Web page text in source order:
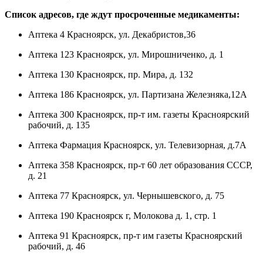
Список адресов, где ждут просроченные медикаменты:
Аптека 4 Красноярск, ул. Декабристов,36
Аптека 123 Красноярск, ул. Мирошниченко, д. 1
Аптека 130 Красноярск, пр. Мира, д. 132
Аптека 186 Красноярск, ул. Партизана Железняка,12А
Аптека 300 Красноярск, пр-т им. газеты Красноярский
рабочий, д. 135
Аптека Фармация Красноярск, ул. Телевизорная, д.7А
Аптека 358 Красноярск, пр-т 60 лет образования СССР,
д. 21
Аптека 77 Красноярск, ул. Чернышевского, д. 75
Аптека 190 Красноярск г, Молокова д. 1, стр. 1
Аптека 91 Красноярск, пр-т им газеты Красноярский
рабочий, д. 46